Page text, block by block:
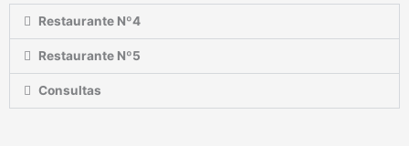
Restaurante Nº4
Restaurante Nº5
Consultas